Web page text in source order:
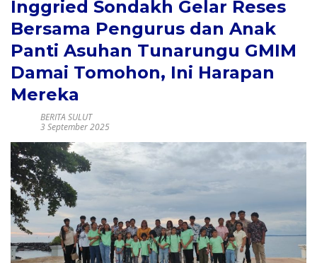
Inggried Sondakh Gelar Reses
Bersama Pengurus dan Anak
Panti Asuhan Tunarungu GMIM
Damai Tomohon, Ini Harapan
Mereka
BERITA SULUT
3 September 2025